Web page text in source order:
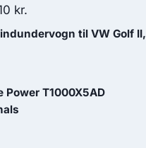
kr..
kr.
aktuelle
359.10 kr..
til VW Golf II,
Power T1000X5AD